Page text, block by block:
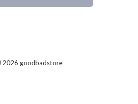
2026 goodbadstore